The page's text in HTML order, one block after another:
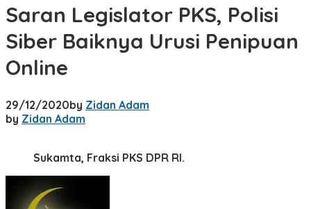
Saran Legislator PKS, Polisi
Siber Baiknya Urusi Penipuan
Online
29/12/2020by Zidan Adam
by Zidan Adam
Sukamta, Fraksi PKS DPR RI.